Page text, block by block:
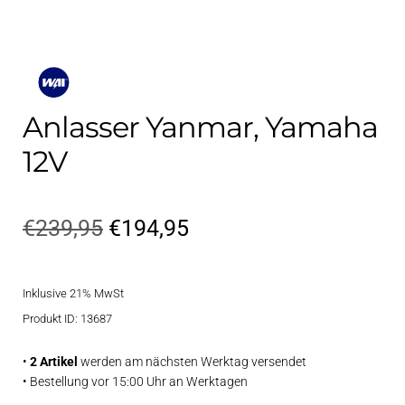
Anlasser Yanmar, Yamaha
12V
€239,95 Ursprünglicher
war:
€194,95Aktueller
Inklusive 21% MwSt
Produkt ID: 13687
• 2 Artikel werden am nächsten Werktag versendet
• Bestellung vor 15:00 Uhr an Werktagen